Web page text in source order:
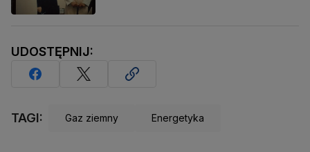
UDOSTĘPNIJ:
TAGI: Gaz ziemny Energetyka